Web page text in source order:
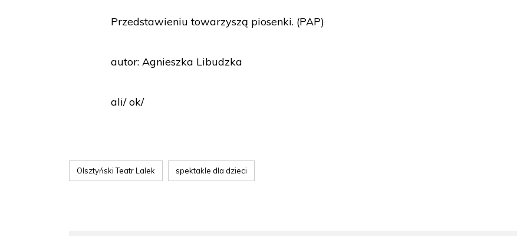
Przedstawieniu towarzyszą piosenki. (PAP)
autor: Agnieszka Libudzka
ali/ ok/
Olsztyński Teatr Lalek spektakle dla dzieci